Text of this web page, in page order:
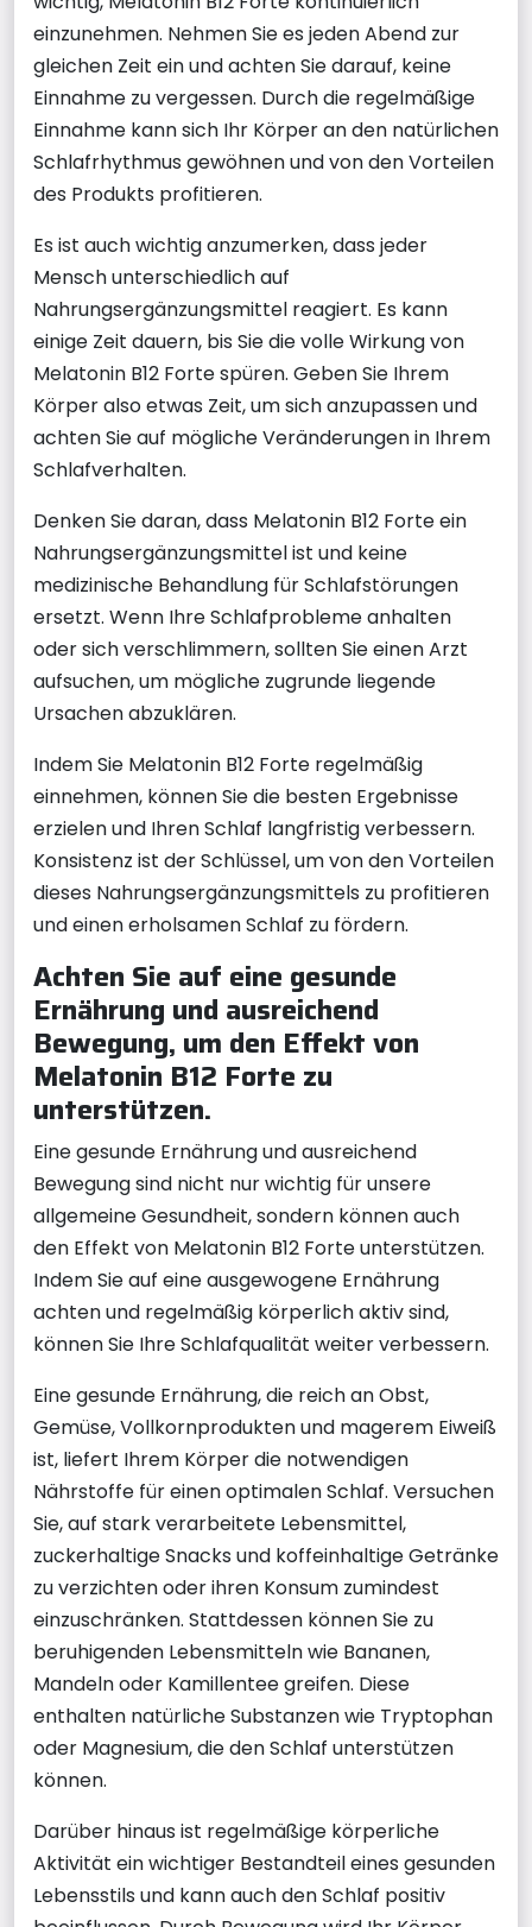
einzunehmen. Nehmen Sie es jeden Abend zur
gleichen Zeit ein und achten Sie darauf, keine
Einnahme zu vergessen. Durch die regelmäßige
Einnahme kann sich Ihr Körper an den natürlichen
Schlafrhythmus gewöhnen und von den Vorteilen
des Produkts profitieren.
Es ist auch wichtig anzumerken, dass jeder
Mensch unterschiedlich auf
Nahrungsergänzungsmittel reagiert. Es kann
einige Zeit dauern, bis Sie die volle Wirkung von
Melatonin B12 Forte spüren. Geben Sie Ihrem
Körper also etwas Zeit, um sich anzupassen und
achten Sie auf mögliche Veränderungen in Ihrem
Schlafverhalten.
Denken Sie daran, dass Melatonin B12 Forte ein
Nahrungsergänzungsmittel ist und keine
medizinische Behandlung für Schlafstörungen
ersetzt. Wenn Ihre Schlafprobleme anhalten
oder sich verschlimmern, sollten Sie einen Arzt
aufsuchen, um mögliche zugrunde liegende
Ursachen abzuklären.
Indem Sie Melatonin B12 Forte regelmäßig
einnehmen, können Sie die besten Ergebnisse
erzielen und Ihren Schlaf langfristig verbessern.
Konsistenz ist der Schlüssel, um von den Vorteilen
dieses Nahrungsergänzungsmittels zu profitieren
und einen erholsamen Schlaf zu fördern.
Achten Sie auf eine gesunde
Ernährung und ausreichend
Bewegung, um den Effekt von
Melatonin B12 Forte zu
unterstützen.
Eine gesunde Ernährung und ausreichend
Bewegung sind nicht nur wichtig für unsere
allgemeine Gesundheit, sondern können auch
den Effekt von Melatonin B12 Forte unterstützen.
Indem Sie auf eine ausgewogene Ernährung
achten und regelmäßig körperlich aktiv sind,
können Sie Ihre Schlafqualität weiter verbessern.
Eine gesunde Ernährung, die reich an Obst,
Gemüse, Vollkornprodukten und magerem Eiweiß
ist, liefert Ihrem Körper die notwendigen
Nährstoffe für einen optimalen Schlaf. Versuchen
Sie, auf stark verarbeitete Lebensmittel,
zuckerhaltige Snacks und koffeinhaltige Getränke
zu verzichten oder ihren Konsum zumindest
einzuschränken. Stattdessen können Sie zu
beruhigenden Lebensmitteln wie Bananen,
Mandeln oder Kamillentee greifen. Diese
enthalten natürliche Substanzen wie Tryptophan
oder Magnesium, die den Schlaf unterstützen
können.
Darüber hinaus ist regelmäßige körperliche
Aktivität ein wichtiger Bestandteil eines gesunden
Lebensstils und kann auch den Schlaf positiv